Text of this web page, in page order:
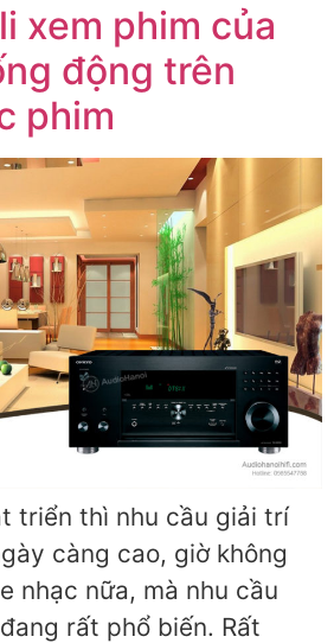
xem phim của
động trên
phim
triển thì nhu cầu giải trí
càng cao, giờ không
nhạc nữa, mà nhu cầu
rất phổ biến. Rất